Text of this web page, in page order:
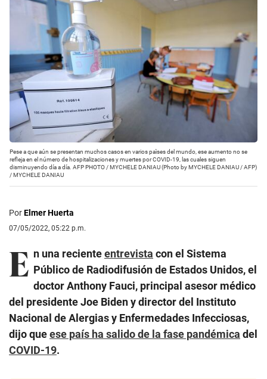
Pese a que aún se presentan muchos casos en varios paìses del mundo, ese aumento no se
refleja en el número de hospitalizaciones y muertes por COVID-19, las cuales siguen
disminuyendo día a día. AFP PHOTO / MYCHELE DANIAU (Photo by MYCHELE DANIAU / AFP)
/MYCHELE DANIAU
PorElmer Huerta
07/05/2022, 05:22 p.m.
E n una recienteentrevista con el Sistema
Público de Radiodifusión de Estados Unidos, el
doctor Anthony Fauci, principal asesor médico
del presidente Joe Biden y director del Instituto
Nacional de Alergias y Enfermedades Infecciosas,
dijo queese país ha salido de la fase pandémica del
COVID-19.